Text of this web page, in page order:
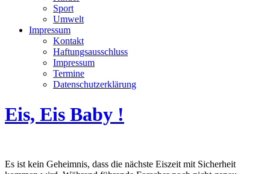
Sport
Umwelt
Impressum
Kontakt
Haftungsausschluss
Impressum
Termine
Datenschutzerklärung
Eis, Eis Baby !
Es ist kein Geheimnis, dass die nächste Eiszeit mit Sicherheit